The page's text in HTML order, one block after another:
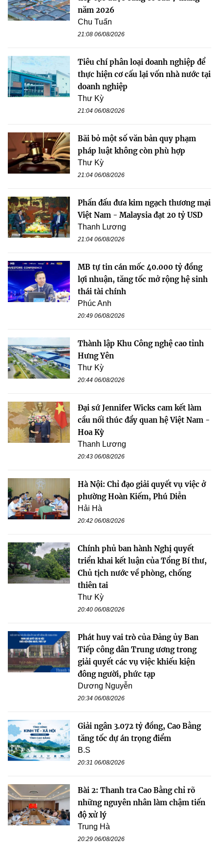
năm 2026
Chu Tuấn
21:08 06/08/2026
Tiêu chí phân loại doanh nghiệp để
thực hiện cơ cấu lại vốn nhà nước tại
doanh nghiệp
Thư Kỳ
21:04 06/08/2026
Bãi bỏ một số văn bản quy phạm
pháp luật không còn phù hợp
Thư Kỳ
21:04 06/08/2026
Phấn đấu đưa kim ngạch thương mại
Việt Nam - Malaysia đạt 20 tỷ USD
Thanh Lương
21:04 06/08/2026
MB tự tin cán mốc 40.000 tỷ đồng
lợi nhuận, tăng tốc mở rộng hệ sinh
thái tài chính
Phúc Anh
20:49 06/08/2026
Thành lập Khu Công nghệ cao tỉnh
Hưng Yên
Thư Kỳ
20:44 06/08/2026
Đại sứ Jennifer Wicks cam kết làm
cầu nối thúc đẩy quan hệ Việt Nam -
Hoa Kỳ
Thanh Lương
20:43 06/08/2026
Hà Nội: Chỉ đạo giải quyết vụ việc ở
phường Hoàn Kiếm, Phú Diễn
Hải Hà
20:42 06/08/2026
Chính phủ ban hành Nghị quyết
triển khai kết luận của Tổng Bí thư,
Chủ tịch nước về phòng, chống
thiên tai
Thư Kỳ
20:40 06/08/2026
Phát huy vai trò của Đảng ủy Ban
Tiếp công dân Trung ương trong
giải quyết các vụ việc khiếu kiện
đông người, phức tạp
Dương Nguyễn
20:34 06/08/2026
Giải ngân 3.072 tỷ đồng, Cao Bằng
tăng tốc dự án trọng điểm
B.S
20:31 06/08/2026
Bài 2: Thanh tra Cao Bằng chỉ rõ
những nguyên nhân làm chậm tiến
độ xử lý
Trung Hà
20:29 06/08/2026